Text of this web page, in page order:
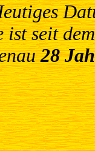
ist seit
28